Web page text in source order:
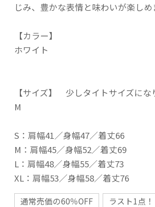
じみ、豊かな表情と味わいが楽しめ
【カラー】
ホワイト
【サイズ】 少しタイトサイズにな
M
S：肩幅41／身幅47／着丈66
M：肩幅45／身幅52／着丈69
L：肩幅48／身幅55／着丈73
XL：肩幅53／身幅58／着丈76
通常売価の60％OFF
ラスト1点！